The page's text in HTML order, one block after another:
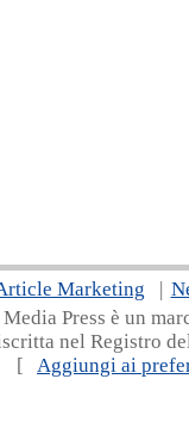
Marketing |
Press è un
nel Registro
[ Aggiungi ai